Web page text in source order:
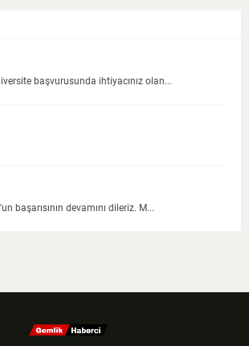
başvurusunda ihtiyacınız olan...
başarısının devamını dileriz. M...